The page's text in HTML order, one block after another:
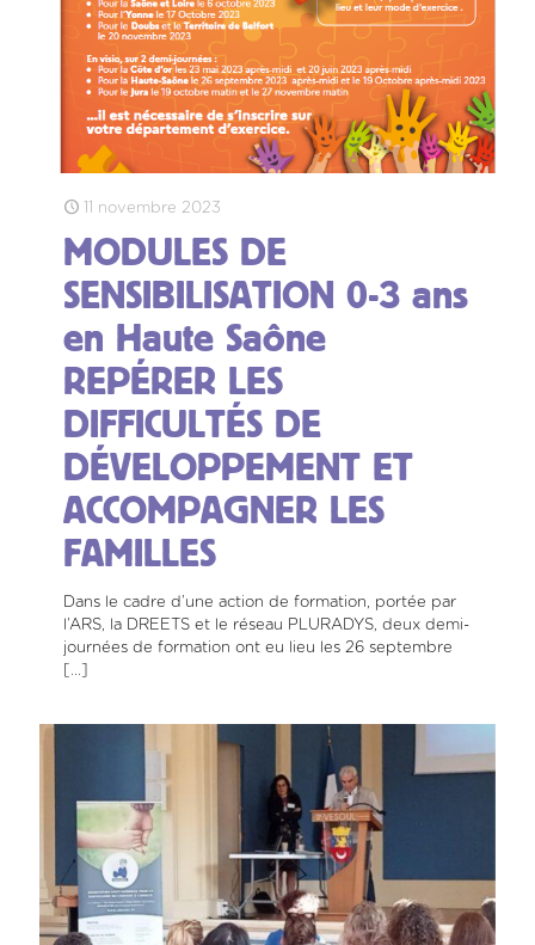
11 novembre 2023
MODULES DE
SENSIBILISATION 0-3 ans
en Haute Saône
REPÉRER LES
DIFFICULTÉS DE
DÉVELOPPEMENT ET
ACCOMPAGNER LES
FAMILLES
Dans le cadre d’une action de formation, portée par
l’ARS, la DREETS et le réseau PLURADYS, deux demi-
journées de formation ont eu lieu les 26 septembre
[…]